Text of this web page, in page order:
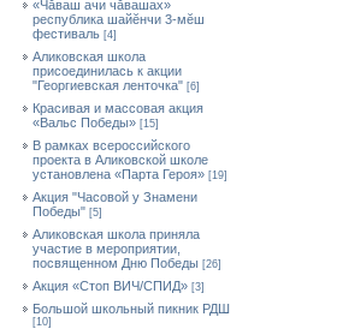
«Чăваш ачи чăвашах»
республика шайĕнчи 3-мĕш
фестиваль [4]
Аликовская школа
присоединилась к акции
"Георгиевская ленточка" [6]
Красивая и массовая акция
«Вальс Победы» [15]
В рамках всероссийского
проекта в Аликовской школе
установлена «Парта Героя» [19]
Акция "Часовой у Знамени
Победы" [5]
Аликовская школа приняла
участие в мероприятии,
посвященном Дню Победы [26]
Акция «Стоп ВИЧ/СПИД» [3]
Большой школьный пикник РДШ
[10]